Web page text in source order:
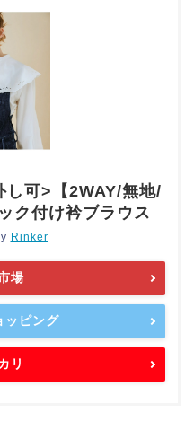
し可>【2WAY/無地/
ク付け衿ブラウス
Rinker
場
ッピング
リ